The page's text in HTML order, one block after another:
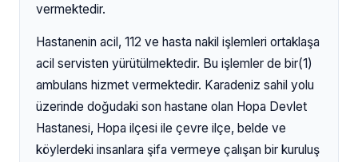
vermektedir.
Hastanenin acil, 112 ve hasta nakil işlemleri ortaklaşa
acil servisten yürütülmektedir. Bu işlemler de bir(1)
ambulans hizmet vermektedir. Karadeniz sahil yolu
üzerinde doğudaki son hastane olan Hopa Devlet
Hastanesi, Hopa ilçesi ile çevre ilçe, belde ve
köylerdeki insanlara şifa vermeye çalışan bir kuruluş